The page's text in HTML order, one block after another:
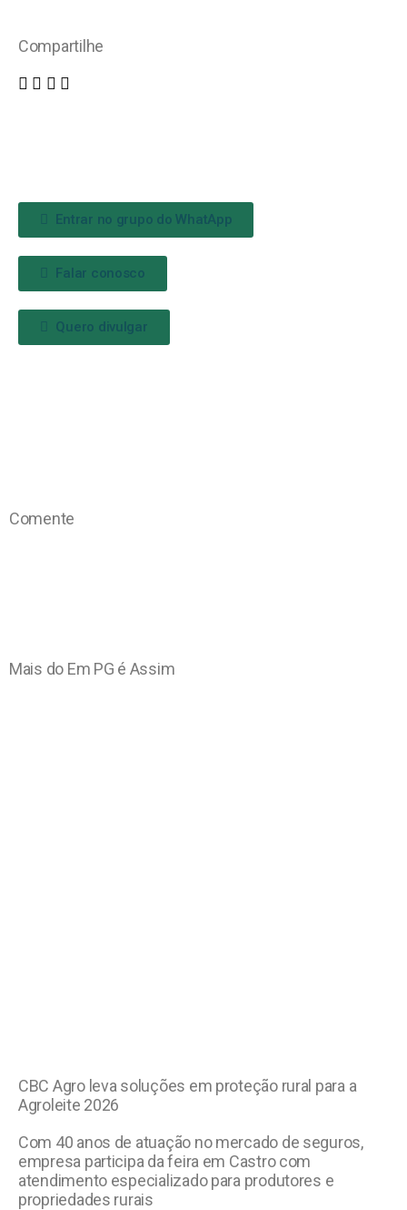
Compartilhe
Entrar no grupo do WhatApp
Falar conosco
Quero divulgar
Comente
Mais do Em PG é Assim
CBC Agro leva soluções em proteção rural para a
Agroleite 2026
Com 40 anos de atuação no mercado de seguros,
empresa participa da feira em Castro com
atendimento especializado para produtores e
propriedades rurais